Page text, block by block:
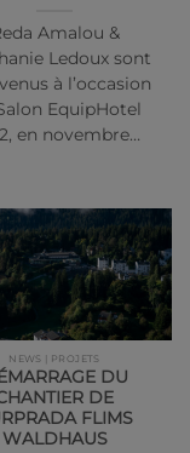
Amalou &
Ledoux sont
à l’occasion
EquipHotel
en novembre…
NEWS | PROJETS
DU
DE
FLIMS
WALDHAUS